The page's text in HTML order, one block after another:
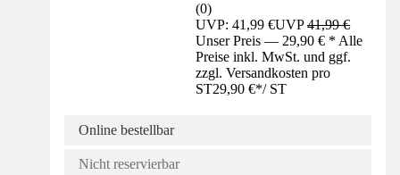
(0)
UVP: 41,99 €UVP41,99 €
Unser Preis — 29,90 € * Alle
Preise inkl. MwSt. und ggf.
zzgl. Versandkosten pro
ST29,90 €*/ ST
Online bestellbar
Nicht reservierbar